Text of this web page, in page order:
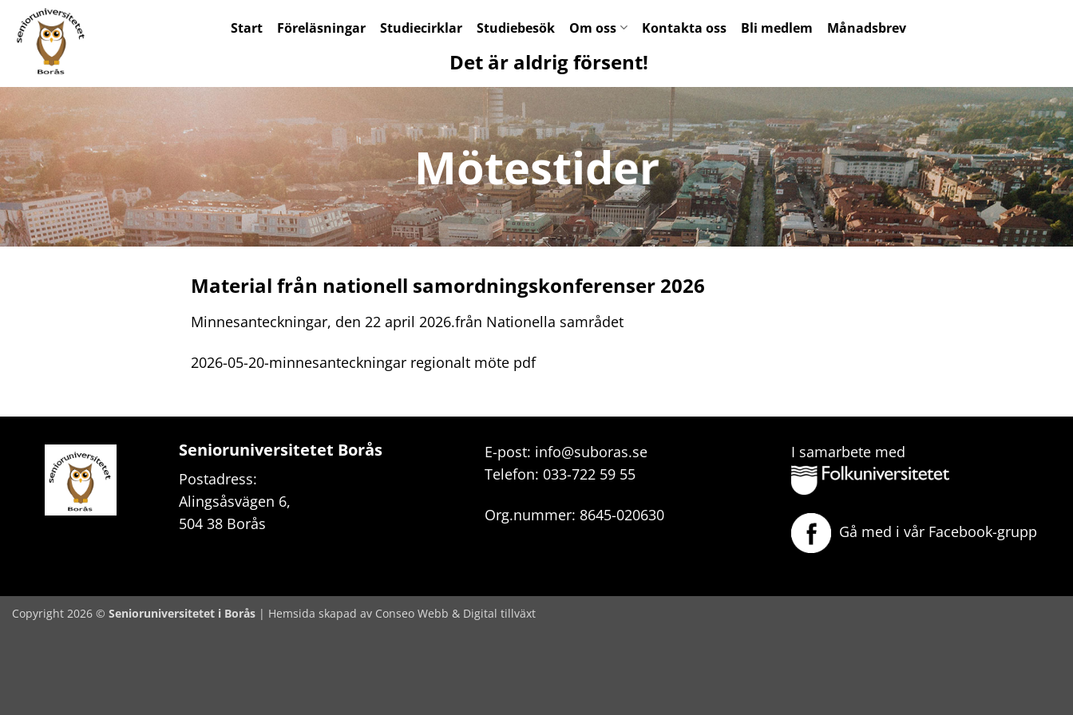
content
Start Föreläsningar Studiecirklar Studiebesök Om oss Kontakta oss Bli medlem Månadsbrev
Det är aldrig försent!
Mötestider
Material från nationell samordningskonferenser 2026
Minnesanteckningar, den 22 april 2026.från Nationella samrådet
2026-05-20-minnesanteckningar regionalt möte pdf
Senioruniversitetet Borås
Postadress:
Alingsåsvägen 6,
504 38 Borås
E-post: info@suboras.se
Telefon: 033-722 59 55
Org.nummer: 8645-020630
I samarbete med
Gå med i vår Facebook-grupp
Copyright 2026 © Senioruniversitetet i Borås | Hemsida skapad av Conseo Webb & Digital tillväxt